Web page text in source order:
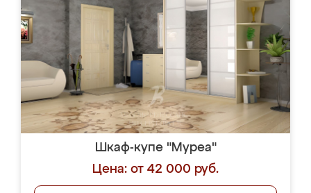
Шкаф-купе "Муреа"
Цена: от 42 000 руб.